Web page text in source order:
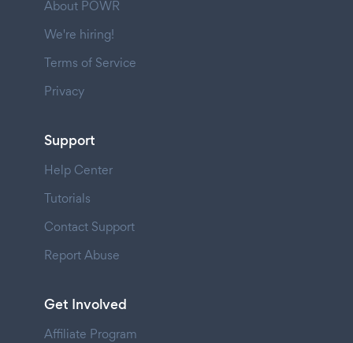
About POWR
We're hiring!
Terms of Service
Privacy
Support
Help Center
Tutorials
Contact Support
Report Abuse
Get Involved
Affiliate Program